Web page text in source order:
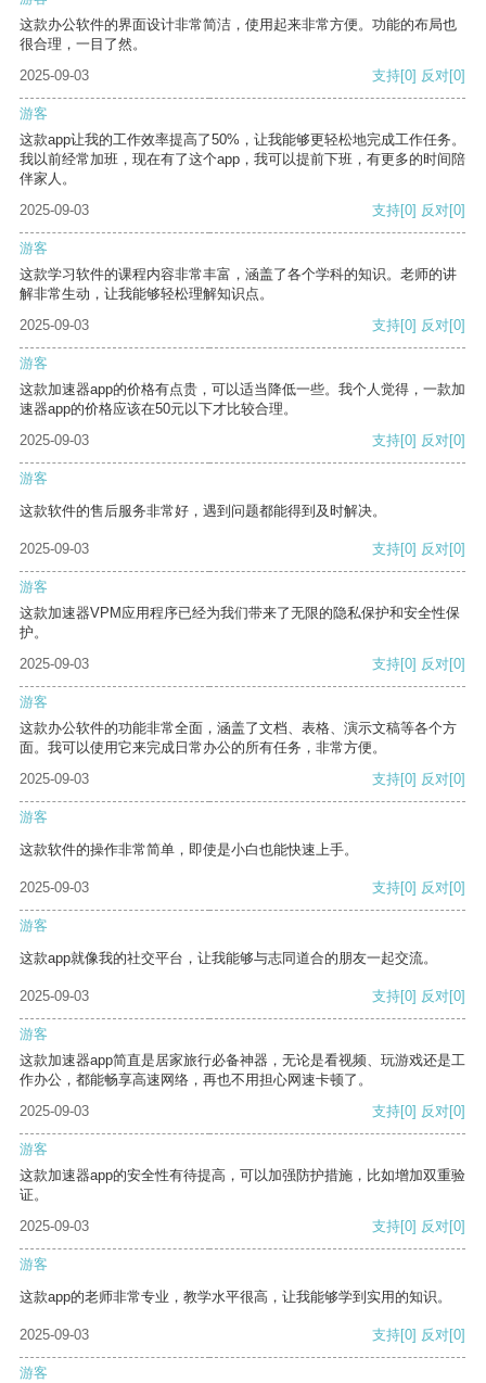
这款办公软件的界面设计非常简洁，使用起来非常方便。功能的布局也
很合理，一目了然。
2025-09-03
支持[0] 反对[0]
游客
这款app让我的工作效率提高了50%，让我能够更轻松地完成工作任务。
我以前经常加班，现在有了这个app，我可以提前下班，有更多的时间陪
伴家人。
2025-09-03
支持[0] 反对[0]
游客
这款学习软件的课程内容非常丰富，涵盖了各个学科的知识。老师的讲
解非常生动，让我能够轻松理解知识点。
2025-09-03
支持[0] 反对[0]
游客
这款加速器app的价格有点贵，可以适当降低一些。我个人觉得，一款加
速器app的价格应该在50元以下才比较合理。
2025-09-03
支持[0] 反对[0]
游客
这款软件的售后服务非常好，遇到问题都能得到及时解决。
2025-09-03 支持[0] 反对[0]
游客
这款加速器VPM应用程序已经为我们带来了无限的隐私保护和安全性保
护。
2025-09-03
支持[0] 反对[0]
游客
这款办公软件的功能非常全面，涵盖了文档、表格、演示文稿等各个方
面。我可以使用它来完成日常办公的所有任务，非常方便。
2025-09-03
支持[0] 反对[0]
游客
这款软件的操作非常简单，即使是小白也能快速上手。
2025-09-03 支持[0] 反对[0]
游客
这款app就像我的社交平台，让我能够与志同道合的朋友一起交流。
2025-09-03 支持[0] 反对[0]
游客
这款加速器app简直是居家旅行必备神器，无论是看视频、玩游戏还是工
作办公，都能畅享高速网络，再也不用担心网速卡顿了。
2025-09-03
支持[0] 反对[0]
游客
这款加速器app的安全性有待提高，可以加强防护措施，比如增加双重验
证。
2025-09-03
支持[0] 反对[0]
游客
这款app的老师非常专业，教学水平很高，让我能够学到实用的知识。
2025-09-03 支持[0] 反对[0]
游客